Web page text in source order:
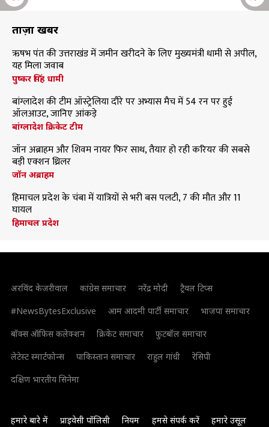
ताज़ा खबरें
ऋषभ पंत की उत्तराखंड में जमीन खरीदने के लिए मुख्यमंत्री धामी से अपील,
यह मिला जवाब
पुष्कर सिंह धामी
बांग्लादेश की टीम ऑस्ट्रेलिया दौरे पर अभ्यास मैच में 54 रन पर हुई
ऑलआउट, जानिए आंकड़े
बांग्लादेश क्रिकेट टीम
जॉन अब्राहम और शिवम नायर फिर साथ, तैयार हो रही करियर की सबसे
बड़ी एक्शन थ्रिलर
जॉन अब्राहम
हिमाचल प्रदेश के चंबा में यात्रियों से भरी बस पलटी, 7 की मौत और 11
घायल
हिमाचल प्रदेश
अरविंद केजरीवाल कांग्रेस समाचार नरेंद्र मोदी
ट्रैवल टिप्स
#NewsBytesExclusive
आम आदमी पार्टी समाचार
भाजपा समाचार
बॉक्स ऑफिस कलेक्शन
क्रिकेट समाचार
फुटबॉल समाचार
लेटेस्ट स्मार्टफोन्स
पाकिस्तान समाचार राहुल गांधी
रेसिपी
दक्षिण भारतीय सिनेमा
हमारे बारे में प्राइवेसी पॉलिसी नियम हमसे संपर्क करें हमारे उसूल